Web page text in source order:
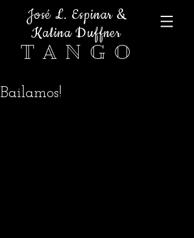
José L. Espinar &
Kalina Duffner
T A N G O
Bailamos!